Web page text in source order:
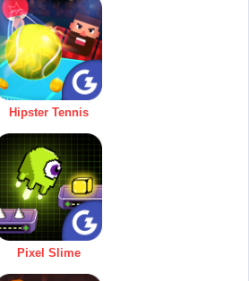
Hipster Tennis
Pixel Slime